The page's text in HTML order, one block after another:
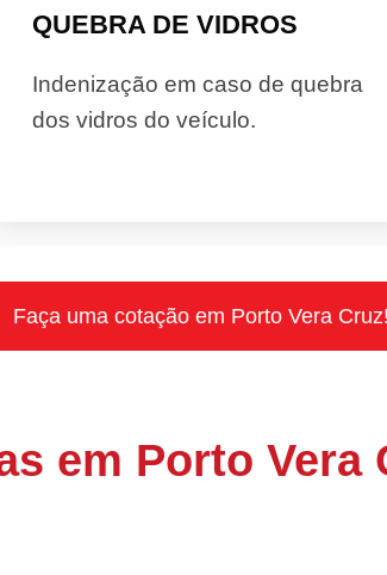
QUEBRA DE VIDROS
Indenização em caso de quebra
dos vidros do veículo.
Faça uma cotação em Porto Vera Cruz!
em Porto Vera